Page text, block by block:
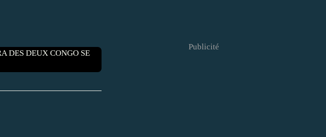
Publicité